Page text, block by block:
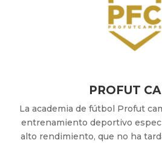
PROFUT
La academia de fútbol Profut
entrenamiento deportivo
alto rendimiento, que no ha